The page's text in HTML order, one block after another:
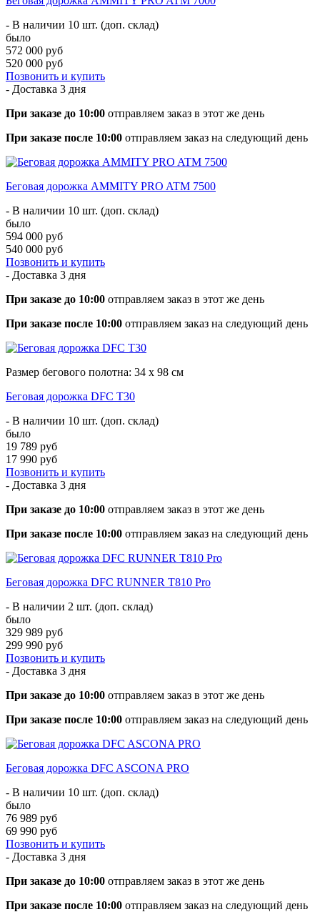
- В наличии 10 шт. (доп. склад)
было
572 000 руб
520 000 руб
Позвонить и купить
- Доставка 3 дня
При заказе до 10:00 отправляем заказ в этот же день
При заказе после 10:00 отправляем заказ на следующий день
Беговая дорожка AMMITY PRO ATM 7500
- В наличии 10 шт. (доп. склад)
было
594 000 руб
540 000 руб
Позвонить и купить
- Доставка 3 дня
При заказе до 10:00 отправляем заказ в этот же день
При заказе после 10:00 отправляем заказ на следующий день
Размер бегового полотна: 34 х 98 см
Беговая дорожка DFC T30
- В наличии 10 шт. (доп. склад)
было
19 789 руб
17 990 руб
Позвонить и купить
- Доставка 3 дня
При заказе до 10:00 отправляем заказ в этот же день
При заказе после 10:00 отправляем заказ на следующий день
Беговая дорожка DFC RUNNER T810 Pro
- В наличии 2 шт. (доп. склад)
было
329 989 руб
299 990 руб
Позвонить и купить
- Доставка 3 дня
При заказе до 10:00 отправляем заказ в этот же день
При заказе после 10:00 отправляем заказ на следующий день
Беговая дорожка DFC ASCONA PRO
- В наличии 10 шт. (доп. склад)
было
76 989 руб
69 990 руб
Позвонить и купить
- Доставка 3 дня
При заказе до 10:00 отправляем заказ в этот же день
При заказе после 10:00 отправляем заказ на следующий день